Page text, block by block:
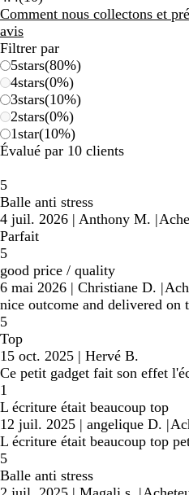
avis
Comment nous collectons et
avis
Filtrer par
5stars(80%)
4stars(0%)
3stars(10%)
2stars(0%)
1star(10%)
Évalué par 10 clients
5
Balle anti stress
4 juil. 2026 | Anthony M. |
Parfait
5
good price / quality
6 mai 2026 | Christiane D. |
nice outcome and delivered on
5
Top
15 oct. 2025 | Hervé B.
Ce petit gadget fait son effet
1
L écriture était beaucoup top
12 juil. 2025 | angelique D. |
L écriture était beaucoup top
5
Balle anti stress